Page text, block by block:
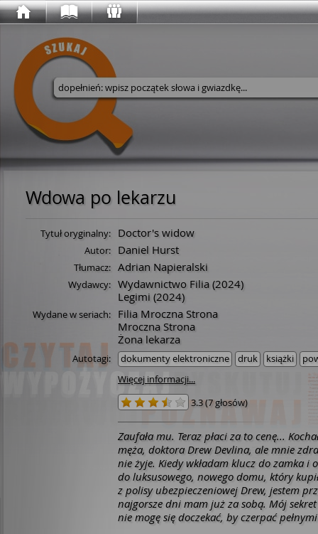
Wyszukaj w serwisie
Wdowa po lekarzu
Tytuł oryginalny: Doctor's widow
Autor: Daniel Hurst
Tłumacz: Adrian Napieralski
Wydawcy: Wydawnictwo Filia (2024)
Legimi (2024)
Wydane w seriach:
Filia Mroczna Strona
Mroczna Strona
Żona lekarza
Autotagi: dokumenty elektroniczne druk książki
Więcej informacji...
3.3(7 głosów)
Zaufała mu. Teraz płaci za to cenę... Kochałam mojego
męża, doktora Drew Devlina, ale mnie
nie żyje. Kiedy wkładam klucz do zamka i otwieram drzwi
do luksusowego, nowego domu, który
z polisy ubezpieczeniowej Drew, jestem
najgorsze dni mam już za sobą. Mój
nie mogę się doczekać, by czerpać